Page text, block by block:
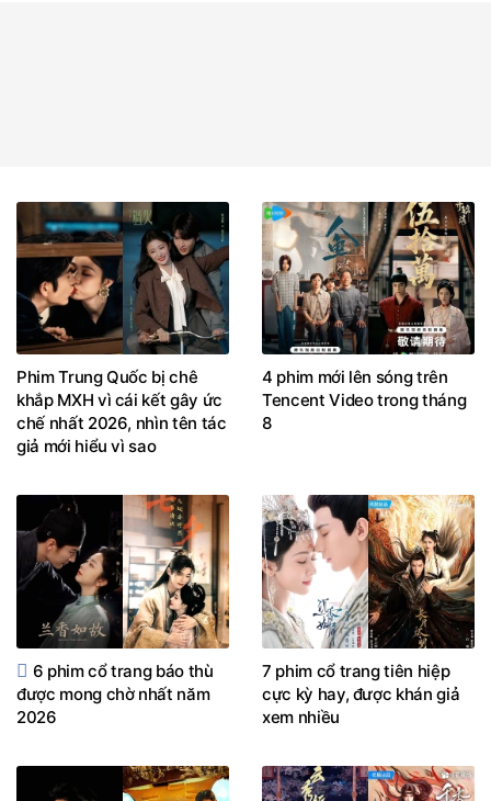
Phim Trung Quốc bị chê
khắp MXH vì cái kết gây ức
chế nhất 2026, nhìn tên tác
giả mới hiểu vì sao
4 phim mới lên sóng trên
Tencent Video trong tháng
8
6 phim cổ trang báo thù
được mong chờ nhất năm
2026
7 phim cổ trang tiên hiệp
cực kỳ hay, được khán giả
xem nhiều